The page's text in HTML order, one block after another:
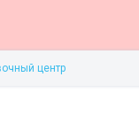
центр